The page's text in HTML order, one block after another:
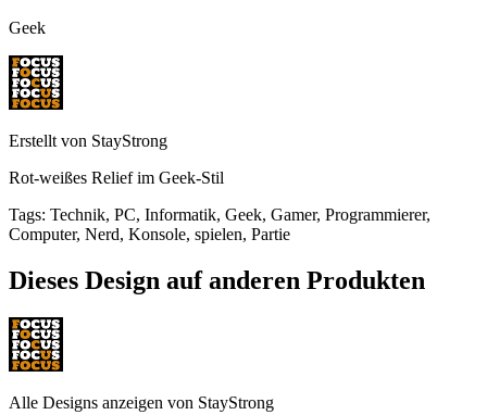
Geek
Erstellt von StayStrong
Rot-weißes Relief im Geek-Stil
Tags: Technik, PC, Informatik, Geek, Gamer, Programmierer,
Computer, Nerd, Konsole, spielen, Partie
Dieses Design auf anderen Produkten
Alle Designs anzeigen von StayStrong